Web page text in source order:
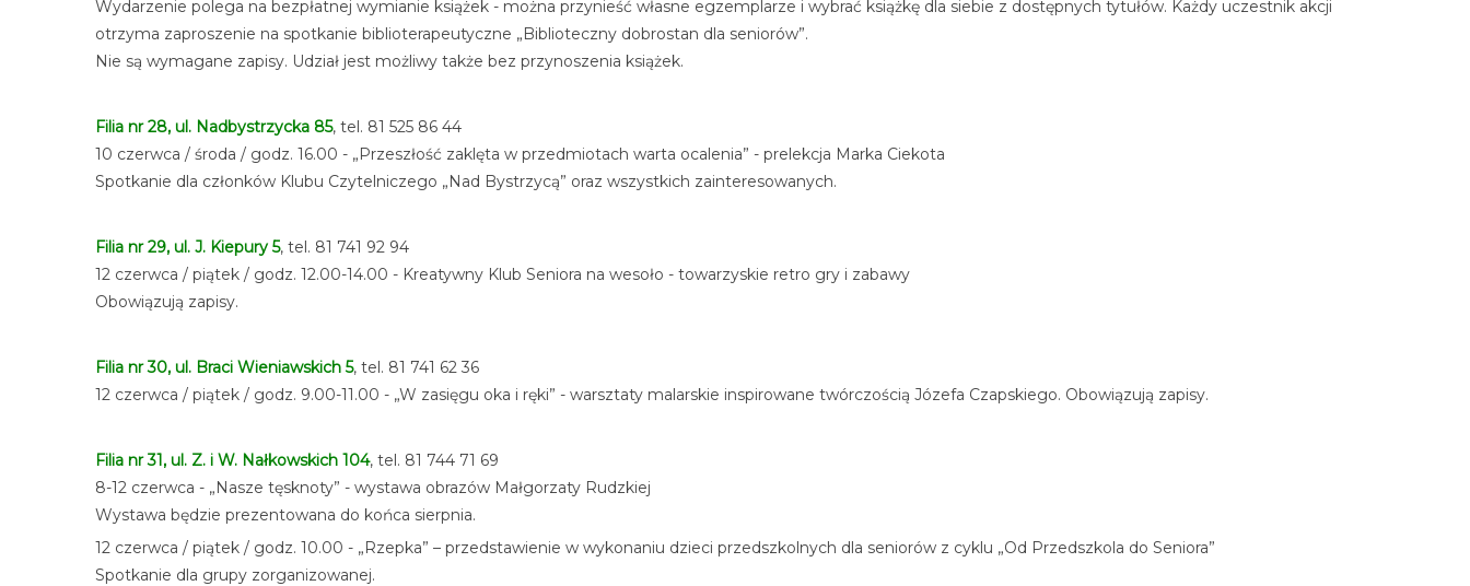
Wydarzenie polega na bezpłatnej wymianie książek - można przynieść własne egzemplarze i wybrać książkę dla siebie z dostępnych tytułów. Każdy uczestnik akcji
otrzyma zaproszenie na spotkanie biblioterapeutyczne „Biblioteczny dobrostan dla seniorów”.
Nie są wymagane zapisy. Udział jest możliwy także bez przynoszenia książek.
Filia nr 28, ul. Nadbystrzycka 85, tel. 81 525 86 44
10 czerwca / środa / godz. 16.00 - „Przeszłość zaklęta w przedmiotach warta ocalenia” - prelekcja Marka Ciekota
Spotkanie dla członków Klubu Czytelniczego „Nad Bystrzycą” oraz wszystkich zainteresowanych.
Filia nr 29, ul. J. Kiepury 5, tel. 81 741 92 94
12 czerwca / piątek / godz. 12.00-14.00 - Kreatywny Klub Seniora na wesoło - towarzyskie retro gry i zabawy
Obowiązują zapisy.
Filia nr 30, ul. Braci Wieniawskich 5, tel. 81 741 62 36
12 czerwca / piątek / godz. 9.00-11.00 - „W zasięgu oka i ręki” - warsztaty malarskie inspirowane twórczością Józefa Czapskiego. Obowiązują zapisy.
Filia nr 31, ul. Z. i W. Nałkowskich 104, tel. 81 744 71 69
8-12 czerwca - „Nasze tęsknoty” - wystawa obrazów Małgorzaty Rudzkiej
Wystawa będzie prezentowana do końca sierpnia.
12 czerwca / piątek / godz. 10.00 - „Rzepka” – przedstawienie w wykonaniu dzieci przedszkolnych dla seniorów z cyklu „Od Przedszkola do Seniora”
Spotkanie dla grupy zorganizowanej.